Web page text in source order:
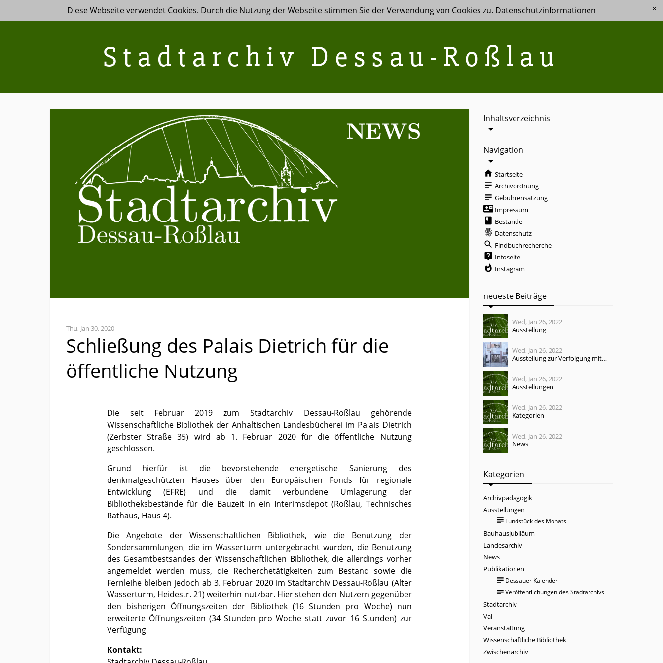
Diese Webseite verwendet Cookies. Durch die Nutzung der Webseite stimmen Sie der Verwendung von Cookies zu. Datenschutzinformationen [x]
Stadtarchiv Dessau-Roßlau
Thu, Jan 30, 2020
Schließung des Palais Dietrich für die
öffentliche Nutzung
Die seit Februar 2019 zum Stadtarchiv Dessau-Roßlau gehörende
Wissenschaftliche Bibliothek der Anhaltischen Landesbücherei im Palais Dietrich
(Zerbster Straße 35) wird ab 1. Februar 2020 für die öffentliche Nutzung
geschlossen.
Grund hierfür ist die bevorstehende energetische Sanierung des
denkmalgeschützten Hauses über den Europäischen Fonds für regionale
Entwicklung (EFRE) und die damit verbundene Umlagerung der
Bibliotheksbestände für die Bauzeit in ein Interimsdepot (Roßlau, Technisches
Rathaus, Haus 4).
Die Angebote der Wissenschaftlichen Bibliothek, wie die Benutzung der
Sondersammlungen, die im Wasserturm untergebracht wurden, die Benutzung
des Gesamtbestsandes der Wissenschaftlichen Bibliothek, die allerdings vorher
angemeldet werden muss, die Recherchetätigkeiten zum Bestand sowie die
Fernleihe bleiben jedoch ab 3. Februar 2020 im Stadtarchiv Dessau-Roßlau (Alter
Wasserturm, Heidestr. 21) weiterhin nutzbar. Hier stehen den Nutzern gegenüber
den bisherigen Öffnungszeiten der Bibliothek (16 Stunden pro Woche) nun
erweiterte Öffnungszeiten (34 Stunden pro Woche statt zuvor 16 Stunden) zur
Verfügung.
Kontakt:
Inhaltsverzeichnis
Navigation
home Startseite
subject Archivordnung
subject Gebührensatzung
contact_mail Impressum
book Bestände
fingerprint Datenschutz
search Findbuchrecherche
live_help Infoseite
whatshot Instagram
neueste Beiträge
Wed, Jan 26, 2022
Ausstellung
Wed, Jan 26, 2022
Ausstellung zur Verfolgung mitteldeutscher Sinti und Roma tourt durch Deutschland und Irland
Wed, Jan 26, 2022
Ausstellungen
Wed, Jan 26, 2022
Kategorien
Wed, Jan 26, 2022
News
Kategorien
Archivpädagogik
Ausstellungen
subject Fundstück des Monats
Bauhausjubiläum
Landesarchiv
News
Publikationen
subject Dessauer Kalender
subjectVeröffentlichungen des Stadtarchivs
Stadtarchiv
Val
Veranstaltung
Wissenschaftliche Bibliothek
Zwischenarchiv